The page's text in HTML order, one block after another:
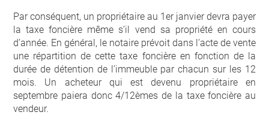
Par conséquent, un propriétaire au 1erjanvier devra payer
la taxe foncière même s’il vend sa propriété en cours
d’année. En général, le notaire prévoit dans l’acte de vente
une répartition de cette taxe foncière en fonction de la
durée de détention de l’immeuble par chacun sur les 12
mois. Un acheteur qui est devenu propriétaire en
septembre paiera donc 4/12èmes de la taxe foncière au
vendeur.